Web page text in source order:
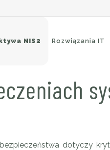
NIS2 Rozwiązania IT
Sieci Wi-Fi
dotyczy